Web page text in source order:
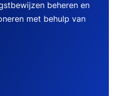
beheren en
met behulp van